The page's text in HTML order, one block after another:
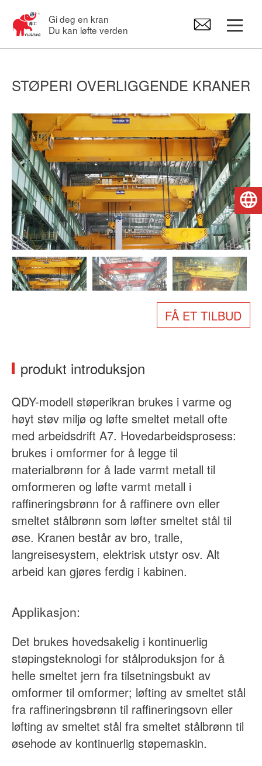
Gi deg en kran
Du kan løfte verden
Svingkraner
Elektrotaljer
Reservedeler til kraner
Om oss
Nyheter
STØPERI OVERLIGGENDE KRANER
FÅ ET TILBUD
produkt introduksjon
QDY-modell støperikran brukes i varme og
høyt støv miljø og løfte smeltet metall ofte
med arbeidsdrift A7. Hovedarbeidsprosess:
brukes i omformer for å legge til
materialbrønn for å lade varmt metall til
omformeren og løfte varmt metall i
raffineringsbrønn for å raffinere ovn eller
smeltet stålbrønn som løfter smeltet stål til
øse. Kranen består av bro, tralle,
langreisesystem, elektrisk utstyr osv. Alt
arbeid kan gjøres ferdig i kabinen.
Applikasjon:
Det brukes hovedsakelig i kontinuerlig
støpingsteknologi for stålproduksjon for å
helle smeltet jern fra tilsetningsbukt av
omformer til omformer; løfting av smeltet stål
fra raffineringsbrønn til raffineringsovn eller
løfting av smeltet stål fra smeltet stålbrønn til
øsehode av kontinuerlig støpemaskin.
Norsk